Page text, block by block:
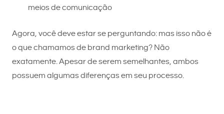
meios de comunicação
Agora, você deve estar se perguntando: mas isso não é
o que chamamos de brand marketing? Não
exatamente. Apesar de serem semelhantes, ambos
possuem algumas diferenças em seu processo.